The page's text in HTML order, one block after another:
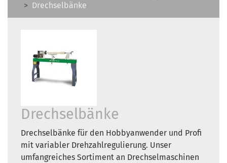
Drechselbänke
Drechselbänke
Drechselbänke für den Hobbyanwender und Profi
mit variabler Drehzahlregulierung. Unser
umfangreiches Sortiment an Drechselmaschinen